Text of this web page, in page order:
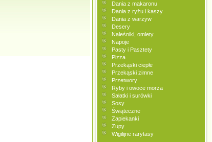
Dania z makaronu
Dania z ryżu i kaszy
Dania z warzyw
Desery
Naleśniki, omlety
Napoje
Pasty i Pasztety
Pizza
Przekąski ciepłe
Przekąski zimne
Przetwory
Ryby i owoce morza
Sałatki i surówki
Sosy
Świąteczne
Zapiekanki
Zupy
Wigilijne rarytasy